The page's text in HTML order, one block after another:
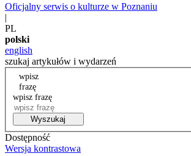
Oficjalny serwis o kulturze w Poznaniu
|
PL
polski
english
szukaj artykułów i wydarzeń
wpisz
frazę
wpisz frazę
Wyszukaj
Dostępność
Wersja kontrastowa